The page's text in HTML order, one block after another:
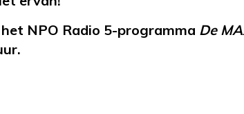
NPO Radio 5-programma De